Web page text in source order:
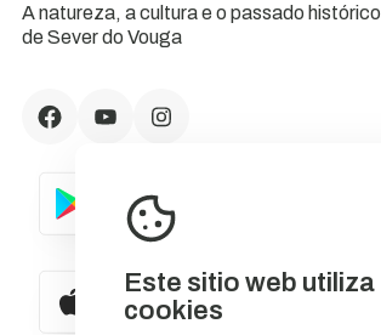
Este sitio web utiliza
cookies
A natureza, a cultura e o passado histórico
de Sever do Vouga